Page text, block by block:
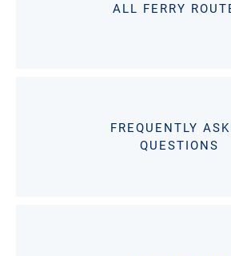
ALL FERRY
FREQUENTLY
QUESTIONS